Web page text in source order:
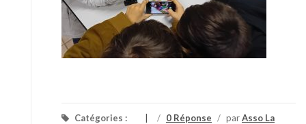
Catégories : / 0 Réponse / parAsso La